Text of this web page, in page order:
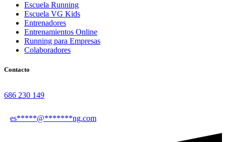
Escuela Running
Escuela VG Kids
Entrenadores
Entrenamientos Online
Running para Empresas
Colaboradores
Contacto
686 230 149
es*****@*******ng.com